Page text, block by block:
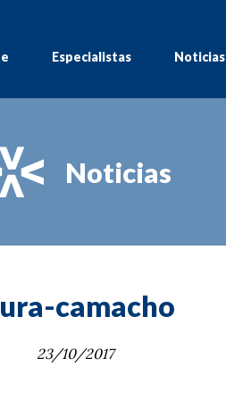
Especialistas Noticias
Noticias
camacho
23/10/2017